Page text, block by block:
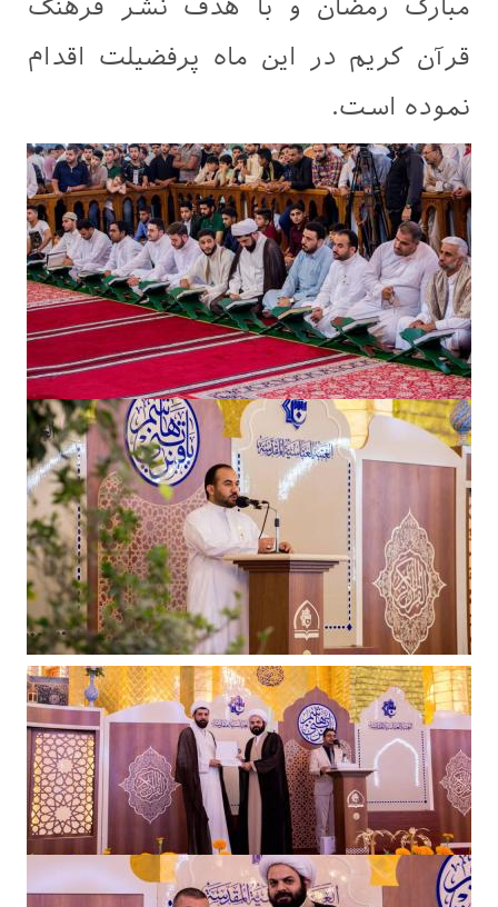
مبارک رمضان و با هدف نشر فرهنگ
قرآن کریم در این ماه پرفضیلت اقدام
نموده است.